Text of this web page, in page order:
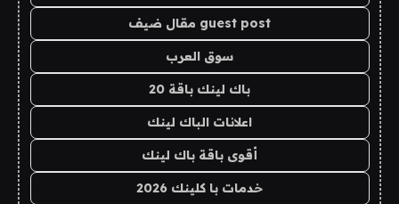
guest post مقال ضيف
سوق العرب
باك لينك باقة 20
اعلانات الباك لينك
أقوى باقة باك لينك
خدمات با كلينك 2026